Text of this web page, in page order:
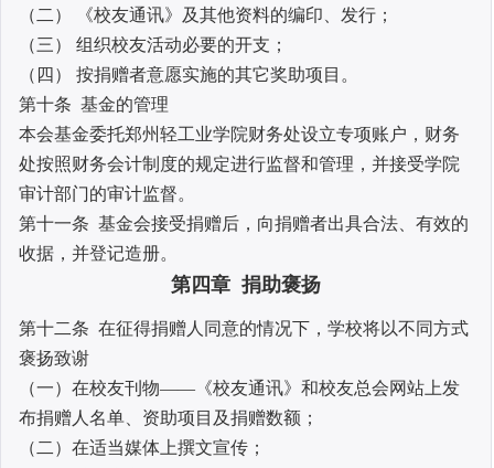
（二） 《校友通讯》及其他资料的编印、发行；
（三） 组织校友活动必要的开支；
（四） 按捐赠者意愿实施的其它奖助项目。
第十条 基金的管理
本会基金委托郑州轻工业学院财务处设立专项账户，财务
处按照财务会计制度的规定进行监督和管理，并接受学院
审计部门的审计监督。
第十一条 基金会接受捐赠后，向捐赠者出具合法、有效的
收据，并登记造册。
第四章 捐助褒扬
第十二条 在征得捐赠人同意的情况下，学校将以不同方式
褒扬致谢
（一）在校友刊物――《校友通讯》和校友总会网站上发
布捐赠人名单、资助项目及捐赠数额；
（二）在适当媒体上撰文宣传；